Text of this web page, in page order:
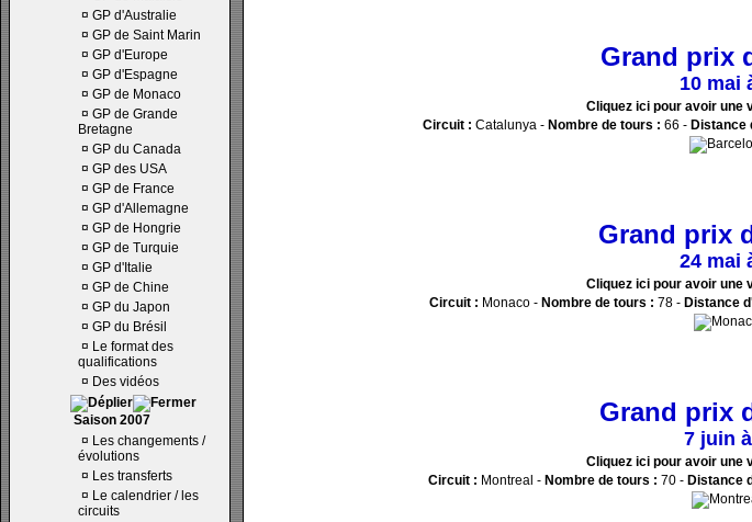
¤ GP d'Australie
¤ GP de Saint Marin
¤ GP d'Europe
¤ GP d'Espagne
¤ GP de Monaco
¤ GP de Grande
Bretagne
¤ GP du Canada
¤ GP des USA
¤ GP de France
¤ GP d'Allemagne
¤ GP de Hongrie
¤ GP de Turquie
¤ GP d'Italie
¤ GP de Chine
¤ GP du Japon
¤ GP du Brésil
¤ Le format des
qualifications
¤ Des vidéos
Saison 2007
¤ Les changements /
évolutions
¤ Les transferts
¤ Le calendrier / les
circuits
Grand prix
10 mai
Cliquez ici pour avoir une
Circuit : Catalunya - Nombre de tours : 66 - Distance
Grand prix
24 mai
Cliquez ici pour avoir une
Circuit : Monaco - Nombre de tours : 78 - Distance
Grand prix
7 juin
Cliquez ici pour avoir une
Circuit : Montreal - Nombre de tours : 70 - Distance